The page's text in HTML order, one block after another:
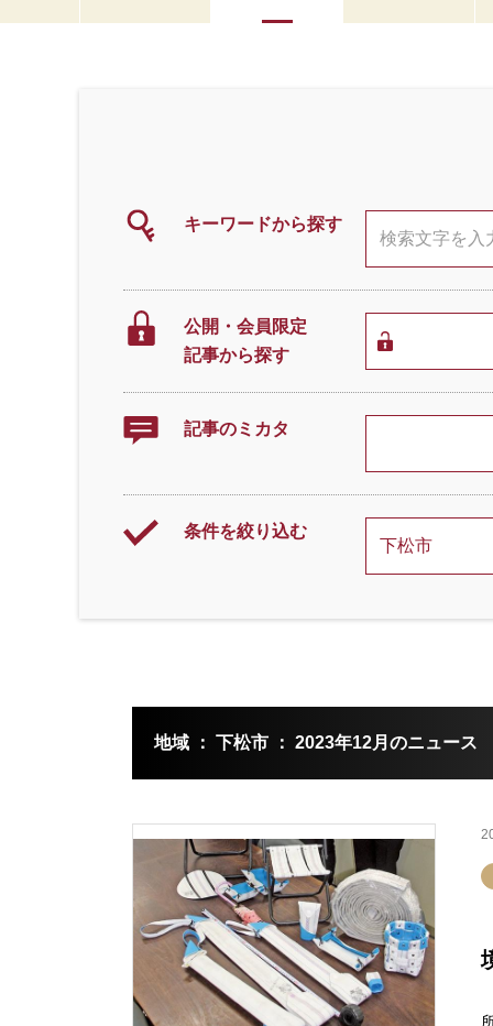
キーワードから探す
公開・会員限定
記事から探す
記事のミカタ
条件を絞り込む
地域 ： 下松市 ： 2023年12月のニュース